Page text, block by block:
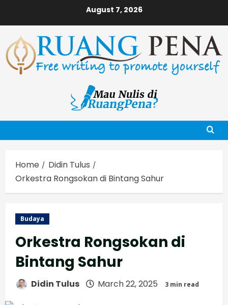
content
August 7, 2026
Home
Didin Tulus
Orkestra Rongsokan di Bintang Sahur
Budaya
Orkestra Rongsokan di
Bintang Sahur
Didin Tulus March 22, 2025 3 min read